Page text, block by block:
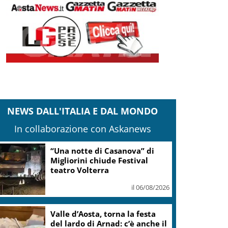
NEWS DALL'ITALIA E DAL MONDO
In collaborazione con Askanews
Europei Tuffi, Pellacani è
pokerissimo: 5 ori in 5 gare
Europeo Tuffi, Pellacani-Pizzini
oro nei 3mt sincro